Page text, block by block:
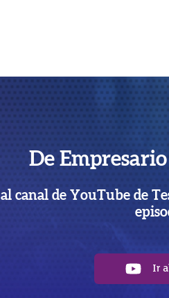
De
canal de YouTube de
Ir